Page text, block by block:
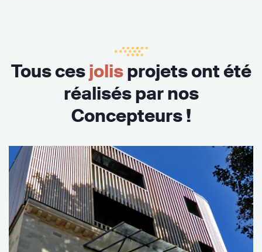
Tous cesjolisprojets ont été
réalisés par nos
Concepteurs !